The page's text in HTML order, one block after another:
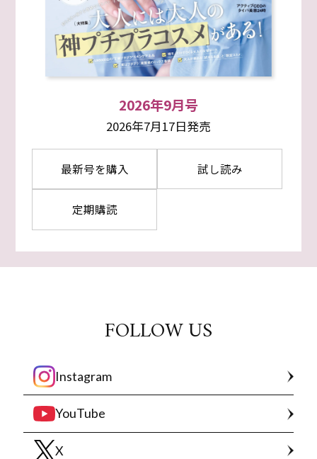
2026年9月号
2026年7月17日発売
最新号を購入 試し読み
定期購読
FOLLOW US
Instagram
YouTube
X